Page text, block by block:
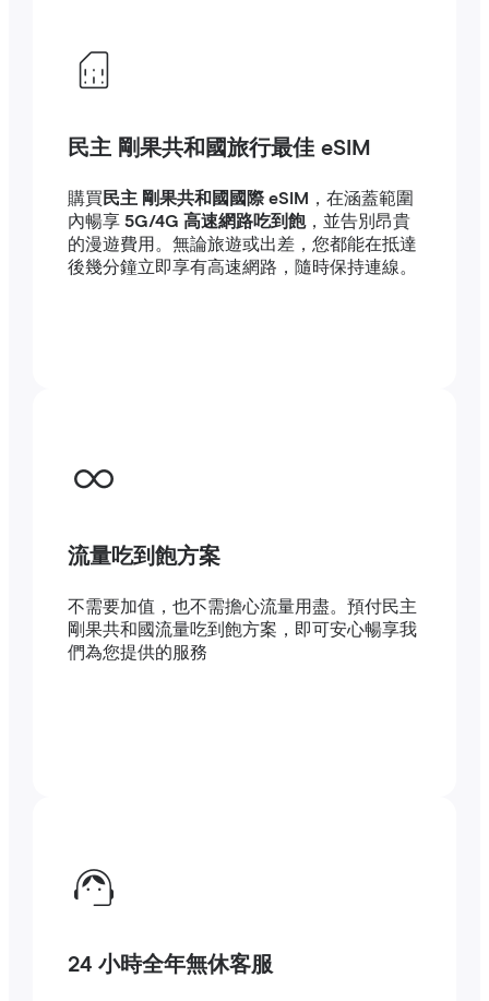
民主 剛果共和國旅行最佳 eSIM
購買民主 剛果共和國國際 eSIM
，在涵蓋範圍
內暢享5G/4G 高速網路吃到飽，並告別昂貴
的漫遊費用。無論旅遊或出差，您都能在抵達
後幾分鐘立即享有高速網路，隨時保持連線。
流量吃到飽方案
不需要加值，也不需擔心流量用盡。預付民主
剛果共和國流量吃到飽方案，即可安心暢享我
們為您提供的服務
24 小時全年無休客服